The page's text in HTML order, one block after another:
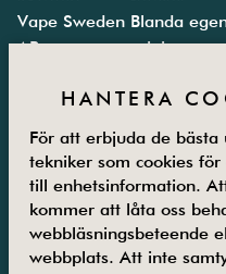
Vape Sweden
AB
Hägersten
Måndag –
Fredag
08.00-16.00
08-5800 25
Blanda
e-juice
kalkylator
Vanliga
Kontakta
Om oss
Returer
Villkor
HANTERA
För att erbjuda de
tekniker som cookies
till enhetsinformation.
kommer att låta oss
webbläsningsbeteende
webbplats. Att inte